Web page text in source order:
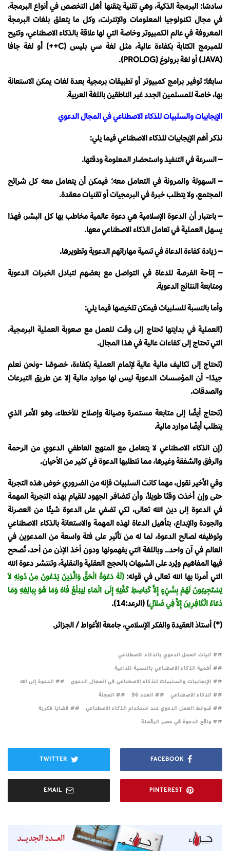
سادسًا: البرمجة الذكية، وهي تقنية يتقنها أهل التخصص في أنواع البرمجة،
في مجال تكنولوجيا المعلومات والإنترنت، وكل ما يتعلق بلغات البرمجة
المعروفة في عالم الكمبيوتر وخاصة التي لها علاقة بالذكاء الاصطناعي، وتتيح
للمبرمج الكتابة بكفاءة عالية، مثل لغة سي بليس (C++) أو لغة جافا
(JAVA) أو لغة برولوغ (PROLOG).
سابعًا: توفير برامج كمبيوتر أو تطبيقات برمجية بعدة لغات يمكن الاستعانة
بها، خاصة للمسلمين الجدد غير الناطقين باللغة العربية.
الإيجابيات والسلبيات للذكاء الاصطناعي في المجال الدعوي
نذكر أهم الإيجابيات للذكاء الاصطناعي فيما يلي:
– السرعة في التنفيذ واستحضار المعلومة ودقتها.
– السهولة والمرونة في التعامل معه؛ فيمكن أن يتعامل معه كل شرائح
المجتمع، ولا يتطلب خبرة في البرمجيات أو تقنيات معقدة.
– باعتبار أن الدعوة الإسلامية هي دعوة عالمية مخاطب بها كل البشر، فهذا
يسهل العملية في تعامل الذكاء الاصطناعي معها.
– زيادة كفاءة الدعاة في تنمية مهاراتهم الدعوية وتطويرها.
– إتاحة الفرصة للدعاة في التواصل مع بعضهم لتبادل الخبرات الدعوية
ومتابعة النتائج الدعوية.
وأما بالنسبة للسلبيات فيمكن تلخيصها فيما يلي:
(العملية في بدايتها تحتاج إلى وقت للعمل مع صعوبة العملية البرمجية،
التي تحتاج إلى كفاءات عالية في هذا المجال.
(تحتاج إلى تكاليف مالية عالية لإتمام العملية بكفاءة، خصوصًا -ونحن نعلم
جيدًا- أن المؤسسات الدعوية ليس لها موارد مالية إلا عن طريق التبرعات
والصدقات.
(تحتاج أيضًا إلى متابعة مستمرة وصيانة وإصلاح للأخطاء، وهو الأمر الذي
يتطلب أيضًا موارد مالية.
(إن الذكاء الاصطناعي لا يتعامل مع المنهج العاطفي الدعوي من الرحمة
والرفق والشفقة وغيرها، مما تتطلبها الدعوة في كثير من الأحيان.
وفي الأخير نقول، مهما كانت السلبيات فإنه من الضروري خوض هذه التجربة
حتى وإن أخذت وقتًا طويلاً، وأن تتضافر الجهود للقيام بهذه التجربة المهمة
في الدعوة إلى دين الله تعالى، لكي تضفي على الدعوة شيئًا من العصرنة
والجودة والإبداع، بتأهيل الدعاة لهذه المهمة والاستعانة بالذكاء الاصطناعي
وتوظيفه لصالح الدعوة، لما له من تأثير على فئة واسعة من المدعوين في
العالم في آن واحد.. وباللغة التي يفهمونها ودون أخذ الإذن من أحد، تُصحح
فيها المفاهيم ويُرد على الشبهات بالحجج العقلية والنقلية، وتنتشر دعوة الله
التي أمرنا بها الله تعالى في قوله:(لَهُ دَعْوَةُ الْحَقِّ وَالَّذِينَ يَدْعُونَ مِنْ دُونِهِ لاَ
يَسْتَجِيبُونَ لَهُمْ بِشَيْءٍ إِلاَّ كَبَاسِطِ كَفَّيْهِ إِلَى الْمَاءِ لِيَبْلُغَ فَاهُ وَمَا هُوَ بِبَالِغِهِ وَمَا
دُعَاءُ الْكَافِرِينَ إِلاَّ فِي ضَلاَلٍ) (الرعد:14).
(*) أستاذ العقيدة والفكر الإسلامي، جامعة الأغواط / الجزائر.
# آليات العمل الدعوي بالذكاء الاصطناعي
# أهمية الذكاء الاصطناعي بالنسبة للداعية
# الإيجابيات والسلبيات للذكاء الاصطناعي في المجال الدعوي
# الدعوة إلى الله
# الذكاء الاصطناعي
# العدد 96
# المجلة
# ضوابط العمل الدعوي عند استخدام الذكاء الاصطناعي
# قضايا فكرية
# واقع الدعوة في عصر الرقمنة
FACEBOOK
TWITTER
PINTEREST
EMAIL